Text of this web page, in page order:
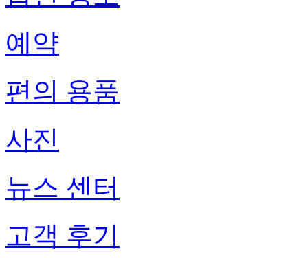
예약
편의 용품
사진
뉴스 센터
고객 후기